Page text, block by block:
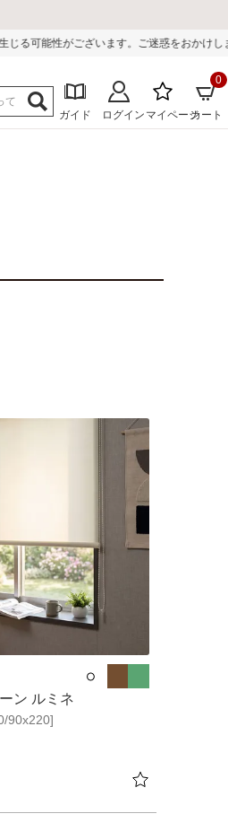
性がございます。ご迷惑をおかけしまして
ガイド ログイン マイページカート
0
●
90x220]
ン ルミネ